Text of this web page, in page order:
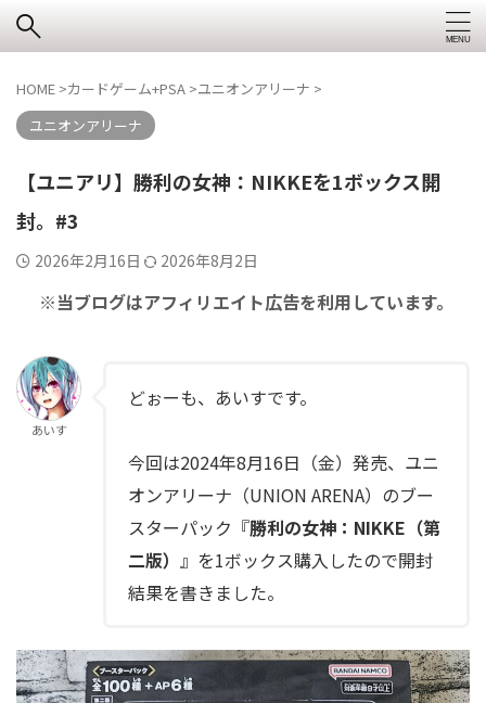
HOME >カードゲーム+PSA >ユニオンアリーナ >
ユニオンアリーナ
【ユニアリ】勝利の女神：NIKKEを1ボックス開
封。#3
2026年2月16日 2026年8月2日
※当ブログはアフィリエイト広告を利用しています。
あいす
どぉーも、あいすです。
今回は2024年8月16日（金）発売、ユニ
オンアリーナ（UNION ARENA）のブー
スターパック『勝利の女神：NIKKE（第
二版） 』を1ボックス購入したので開封
結果を書きました。